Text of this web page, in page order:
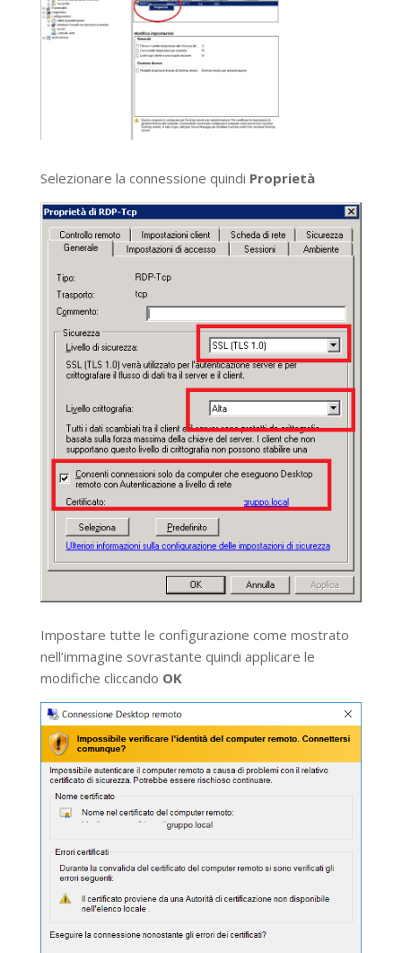
Selezionare la connessione quindi Proprietà
Impostare tutte le configurazione come mostrato
nell’immagine sovrastante quindi applicare le
modifiche cliccando OK